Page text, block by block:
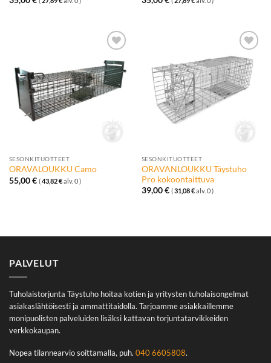
toivelistalle
SESONKITUOTTEET
ORAVALOUKKU Camo
55,00€ (43,82€alv. 0 )
Lisää
toivelistalle
SESONKITUOTTEET
ORAVANLOUKKU Täystuho
Pro kokoontaittuva
39,00€ (31,08€alv. 0 )
PALVELUT
Tuholaistorjunta Täystuho hoitaa kotien ja yritysten tuholaisongelmat
asiakaslähtöisesti ja ammattitaidolla. Tarjoamme asiakkaillemme
monipuolisten palveluiden lisäksi kattavan torjuntatarvikkeiden
verkkokaupan.
Nopea tilannearvio soittamalla, puh. 040 6605808.